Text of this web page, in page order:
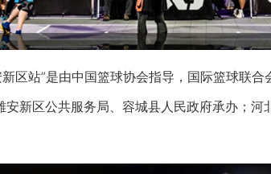
站”是由中国篮球协会指导，国际篮球联合
新区公共服务局、容城县人民政府承办；